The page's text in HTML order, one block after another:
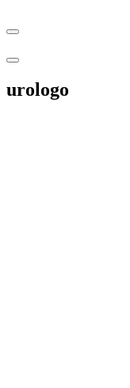
urologo